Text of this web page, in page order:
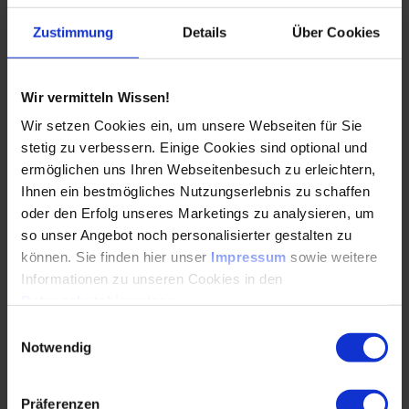
Zustimmung Details Über Cookies
Wir vermitteln Wissen!
Wir setzen Cookies ein, um unsere Webseiten für Sie
stetig zu verbessern. Einige Cookies sind optional und
ermöglichen uns Ihren Webseitenbesuch zu erleichtern,
Ihnen ein bestmögliches Nutzungserlebnis zu schaffen
oder den Erfolg unseres Marketings zu analysieren, um
so unser Angebot noch personalisierter gestalten zu
können. Sie finden hier unser Impressum sowie weitere
Informationen zu unseren Cookies in den
Notwendig
Präferenzen
Leistungen und Spitzendrücke bei gleichzeitiger
Reibungsminimierung. Im Falle des Vierzylinder-
Dieselmotors OM654 konnte die Kolbenhemdreibung um
Dieselmotoren werden innovative, effiziente Hightech-
Stahlkolben immer mehr zum Standard. Sie tragen zur
weiterenSenkung des Verbrauchsdurch geringere
Reibung bei – bei gleichzeitiger optimierter Verbrennung.
Megatrends im Automobil durch
Massivumgeformte Komponenten
unterstützen
Die Hirschvogel Automotive Group hat als Zulieferer für KS
für den ersten Stahlkolben in einer Pkw-Serienanwendung
abgeliefert. Grundlage ist eine Fertigungsprozesskette, die
Massivumformung,
Bearbeitung und Wärmebehandlung
. Dabei entsteht eine